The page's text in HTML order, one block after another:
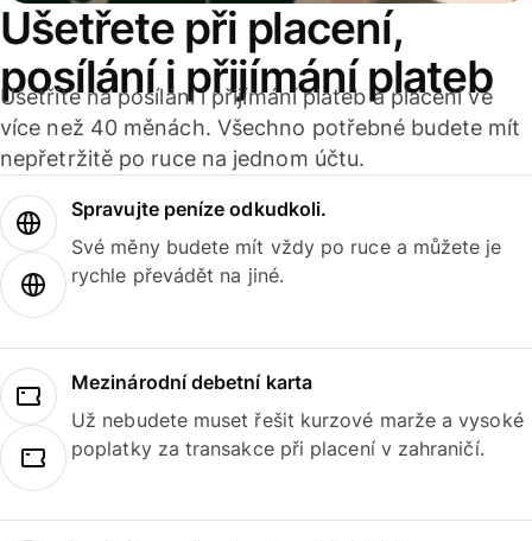
Ušetřete při placení,
posílání i přijímání plateb
Ušetříte na posílání i přijímání plateb a placení ve
více než 40 měnách. Všechno potřebné budete mít
nepřetržitě po ruce na jednom účtu.
Spravujte peníze odkudkoli.
Své měny budete mít vždy po ruce a můžete je
rychle převádět na jiné.
Mezinárodní debetní karta
Už nebudete muset řešit kurzové marže a vysoké
poplatky za transakce při placení v zahraničí.